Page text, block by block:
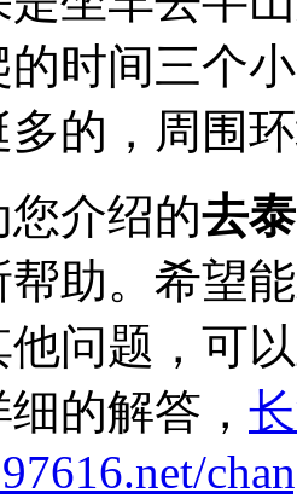
的时间三个
的，周围
介绍的去
帮助。希望
问题，可
的解答，